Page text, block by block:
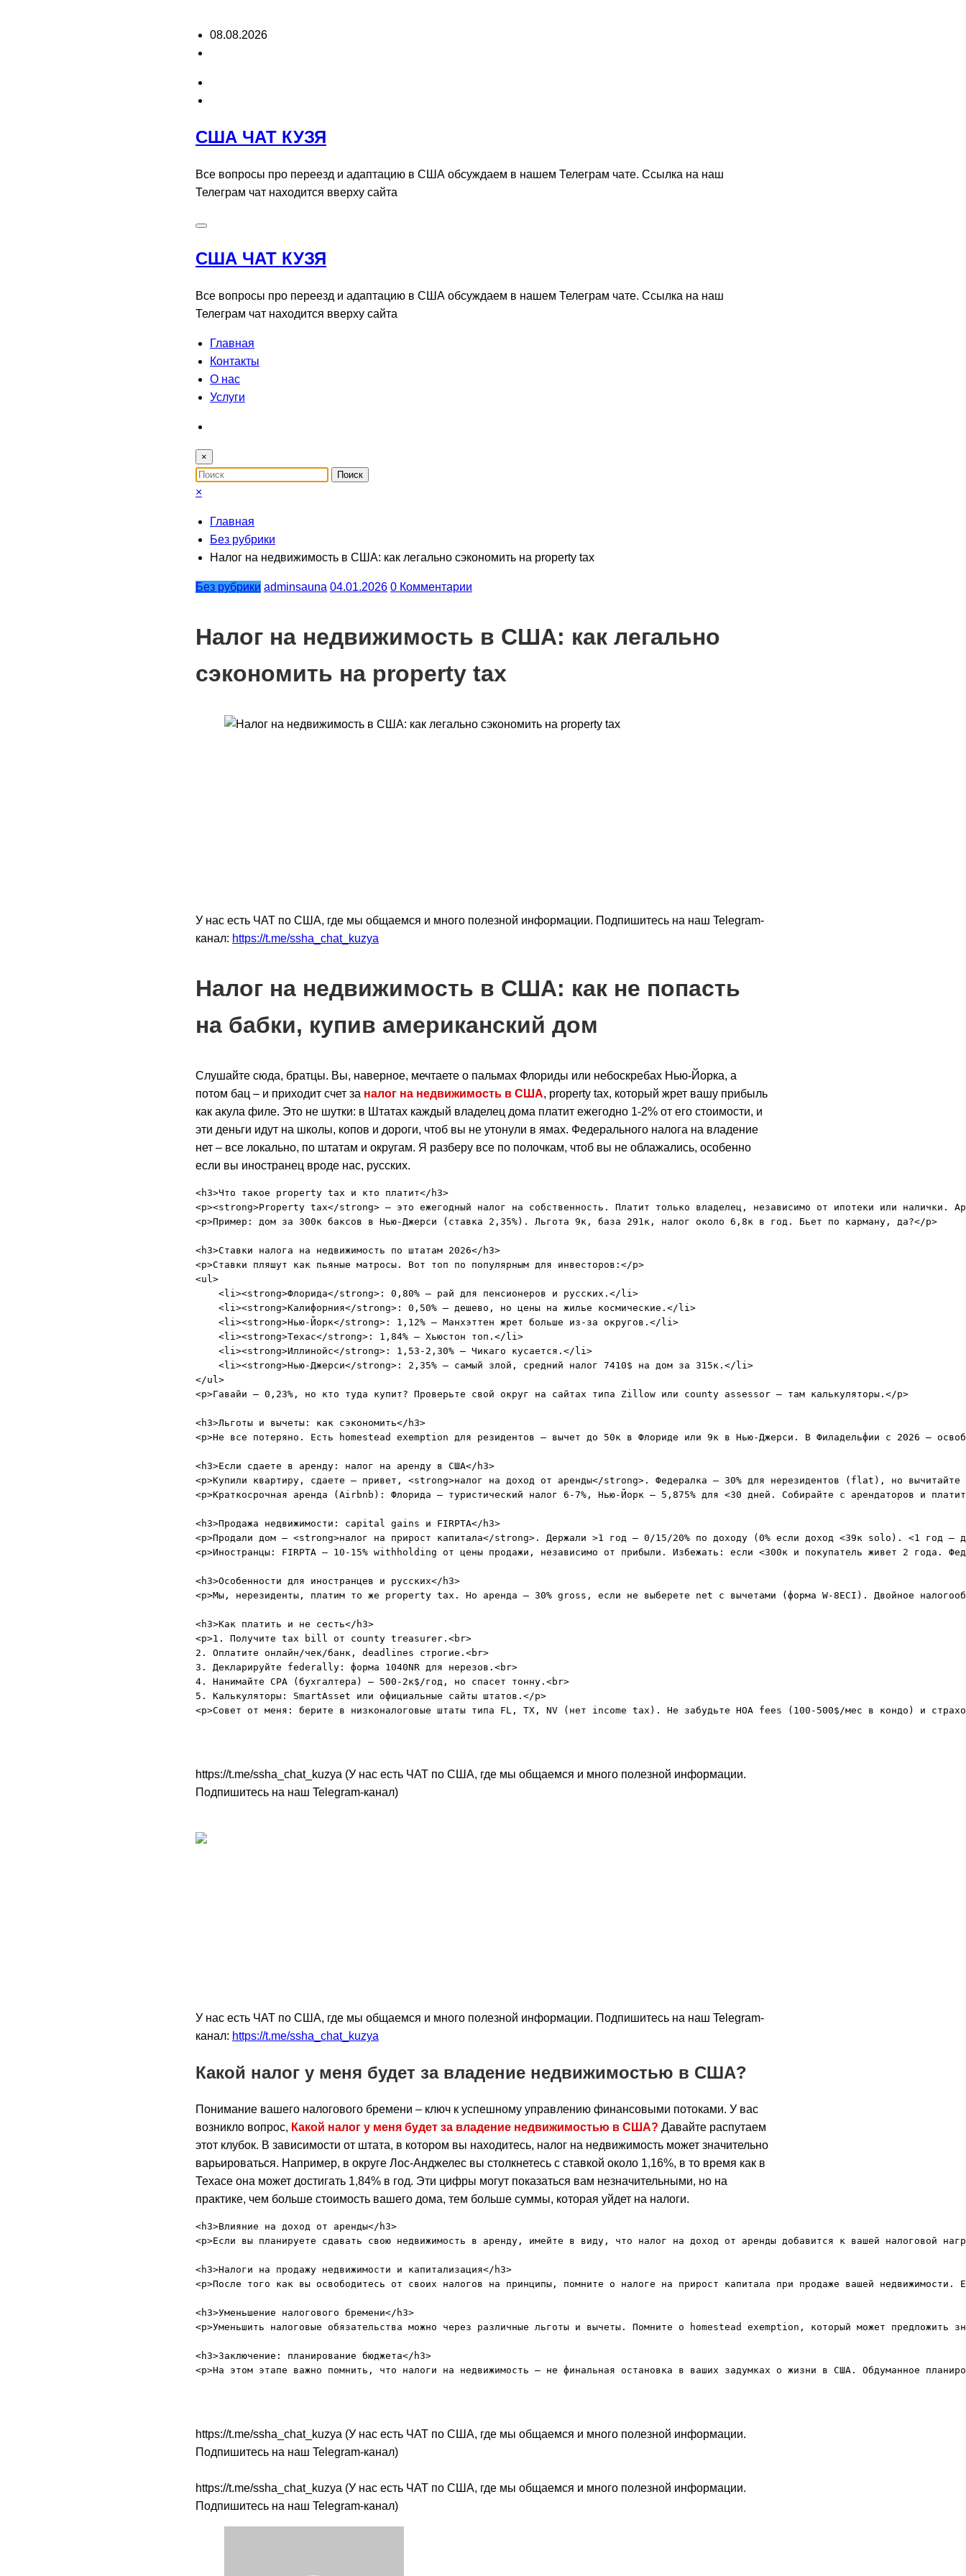
Перейти
к
08.08.2026
США ЧАТ КУЗЯ
Все вопросы про переезд и адаптацию в США обсуждаем в нашем Телеграм чате. Ссылка на наш
Телеграм чат находится вверху сайта
США ЧАТ КУЗЯ
Все вопросы про переезд и адаптацию в США обсуждаем в нашем Телеграм чате. Ссылка на наш
Телеграм чат находится вверху сайта
Главная
Контакты
О нас
Услуги
×
×
Главная
Без рубрики
Налог на недвижимость в США: как легально сэкономить на property tax
Без рубрики adminsauna 04.01.2026 0 Комментарии
Налог на недвижимость в США: как легально
сэкономить на property tax
У нас есть ЧАТ по США, где мы общаемся и много полезной информации. Подпишитесь на наш Telegram-
канал: https://t.me/ssha_chat_kuzya
Налог на недвижимость в США: как не попасть
на бабки, купив американский дом
Слушайте сюда, братцы. Вы, наверное, мечтаете о пальмах Флориды или небоскребах Нью-Йорка, а
потом бац – и приходит счет за налог на недвижимость в США, property tax, который жрет вашу прибыль
как акула филе. Это не шутки: в Штатах каждый владелец дома платит ежегодно 1-2% от его стоимости, и
эти деньги идут на школы, копов и дороги, чтоб вы не утонули в ямах. Федерального налога на владение
нет – все локально, по штатам и округам. Я разберу все по полочкам, чтоб вы не облажались, особенно
если вы иностранец вроде нас, русских.
<h3>Что такое property tax и кто платит</h3>
<p><strong>Property tax</strong> – это ежегодный налог на собственность. Платит только владелец, независимо от ипотеки или
<p>Пример: дом за 300к баксов в Нью-Джерси (ставка 2,35%). Льгота 9к, база 291к, налог около 6,8к в год. Бьет по карману, да?</p>
<h3>Ставки налога на недвижимость по штатам 2026</h3>
<p>Ставки пляшут как пьяные матросы. Вот топ по популярным для инвесторов:</p>
<ul>
    <li><strong>Флорида</strong>: 0,80% – рай для пенсионеров и русских.</li>
    <li><strong>Калифорния</strong>: 0,50% – дешево, но цены на жилье космические.</li>
    <li><strong>Нью-Йорк</strong>: 1,12% – Манхэттен жрет больше из-за округов.</li>
    <li><strong>Техас</strong>: 1,84% – Хьюстон топ.</li>
    <li><strong>Иллинойс</strong>: 1,53-2,30% – Чикаго кусается.</li>
    <li><strong>Нью-Джерси</strong>: 2,35% – самый злой, средний налог 7410$ на дом за 315к.</li>
</ul>
<p>Гавайи – 0,23%, но кто туда купит? Проверьте свой округ на сайтах типа Zillow или county assessor – там калькуляторы.</p>
<h3>Льготы и вычеты: как сэкономить</h3>
<p>Не все потеряно. Есть homestead exemption для резидентов – вычет до 50к в Флориде или 9к в Нью-Джерси. В Филадельфии с 2026 –
<h3>Если сдаете в аренду: налог на аренду в США</h3>
<p>Купили квартиру, сдаете – привет, <strong>налог на доход от аренды</strong>. Федералка – 30% для нерезидентов (flat), но
<p>Краткосрочная аренда (Airbnb): Флорида – туристический налог 6-7%, Нью-Йорк – 5,875% для <30 дней. Собирайте с арендаторов и
<h3>Продажа недвижимости: capital gains и FIRPTA</h3>
<p>Продали дом – <strong>налог на прирост капитала</strong>. Держали >1 год – 0/15/20% по доходу (0% если доход <39к solo). <1
<p>Иностранцы: FIRPTA – 10-15% withholding от цены продажи, независимо от прибыли. Избежать: если <300к и покупатель живет 2 года.
<h3>Особенности для иностранцев и русских</h3>
<p>Мы, нерезиденты, платим то же property tax. Но аренда – 30% gross, если не выберете net с вычетами (форма W-8ECI). Двойное
<h3>Как платить и не сесть</h3>
<p>1. Получите tax bill от county treasurer.<br>
2. Оплатите онлайн/чек/банк, deadlines строгие.<br>
3. Декларируйте federally: форма 1040NR для нерезов.<br>
4. Нанимайте CPA (бухгалтера) – 500-2к$/год, но спасет тонну.<br>
5. Калькуляторы: SmartAsset или официальные сайты штатов.</p>
https://t.me/ssha_chat_kuzya (У нас есть ЧАТ по США, где мы общаемся и много полезной информации.
Подпишитесь на наш Telegram-канал)
У нас есть ЧАТ по США, где мы общаемся и много полезной информации. Подпишитесь на наш Telegram-
канал: https://t.me/ssha_chat_kuzya
Какой налог у меня будет за владение недвижимостью в США?
Понимание вашего налогового бремени – ключ к успешному управлению финансовыми потоками. У вас
возникло вопрос, Какой налог у меня будет за владение недвижимостью в США? Давайте распутаем
этот клубок. В зависимости от штата, в котором вы находитесь, налог на недвижимость может значительно
варьироваться. Например, в округе Лос-Анджелес вы столкнетесь с ставкой около 1,16%, в то время как в
Техасе она может достигать 1,84% в год. Эти цифры могут показаться вам незначительными, но на
практике, чем больше стоимость вашего дома, тем больше суммы, которая уйдет на налоги.
<h3>Влияние на доход от аренды</h3>
<p>Если вы планируете сдавать свою недвижимость в аренду, имейте в виду, что налог на доход от аренды добавится к вашей налоговой
<h3>Налоги на продажу недвижимости и капитализация</h3>
<p>После того как вы освободитесь от своих налогов на принципы, помните о налоге на прирост капитала при продаже вашей
<h3>Уменьшение налогового бремени</h3>
<p>Уменьшить налоговые обязательства можно через различные льготы и вычеты. Помните о homestead exemption, который может
<h3>Заключение: планирование бюджета</h3>
https://t.me/ssha_chat_kuzya (У нас есть ЧАТ по США, где мы общаемся и много полезной информации.
Подпишитесь на наш Telegram-канал)
https://t.me/ssha_chat_kuzya (У нас есть ЧАТ по США, где мы общаемся и много полезной информации.
Подпишитесь на наш Telegram-канал)